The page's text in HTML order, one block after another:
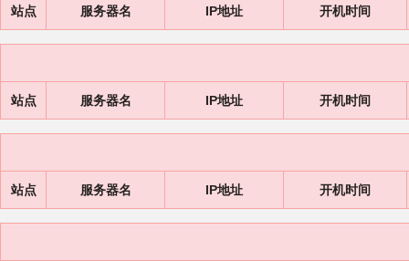
站点 服务器名 IP地址 开机时间
站点 服务器名 IP地址 开机时间
站点 服务器名 IP地址 开机时间